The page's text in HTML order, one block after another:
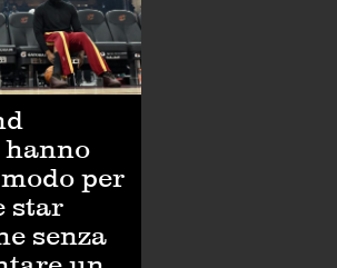
hanno
per
star
senza